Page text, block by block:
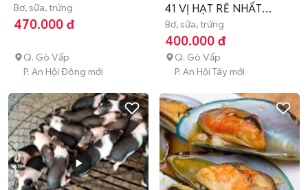
Bơ, sữa, trứng
470.000 đ
Q. Gò Vấp
P. An Hội Đông mới
41 VỊ HẠT RẼ NHẤT
900g/36 gói
Bơ, sữa, trứng
400.000 đ
Q. Gò Vấp
P. An Hội Tây mới